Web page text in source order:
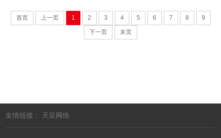
首页 上一页 1 2 3 4 5 6 7 8 9
下一页 末页
友情链接： 天呈网络